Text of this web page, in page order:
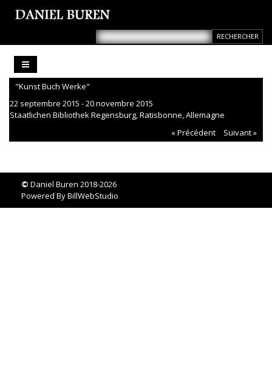
"Kunst Buch Werke"
22 septembre 2015 - 20 novembre 2015
Staatlichen Bibliothek Regensburg, Ratisbonne, Allemagne
« Précédent
Suivant »
© Daniel Buren 2018-2026
Powered ByBillWebStudio